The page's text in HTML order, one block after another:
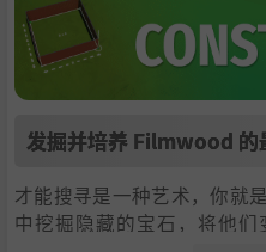
发掘并培养 Filmwood 的
才能搜寻是一种艺术，你就
中挖掘隐藏的宝石，将他